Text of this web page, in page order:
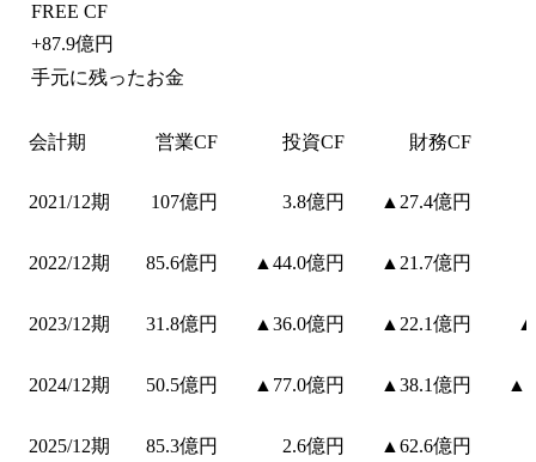
FREE CF
+87.9億円
手元に残ったお金
会計期 営業CF 投資CF 財務CF
2021/12期 107億円 3.8億円 ▲27.4億円
2022/12期 85.6億円 ▲44.0億円 ▲21.7億円
2023/12期 31.8億円 ▲36.0億円 ▲22.1億円
2024/12期 50.5億円 ▲77.0億円 ▲38.1億円
2025/12期 85.3億円 2.6億円 ▲62.6億円